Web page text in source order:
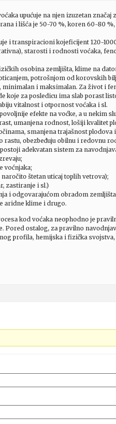
upućuje na njen izuzetan
i lišća je 50-70 %, koren 60-80
i transpiracioni kojeficijent 120-
starosti i rodnosti voćaka,
osobina zemljišta, klime na
potrošnjom od korovskih
i maksimalan. Za život i
koje za posledicu ima slab porast
vitalnost i otpornost voćaka i sl.
efekte na voćke, a u nekim
umanjena rodnost, lošiji kvalitet
smanjena trajašnost plodova
obezbeđuju obilnu i redovnu
adekvatan sistem za
voćnjaka;
štetan uticaj toplih vetrova);
zastiranje i sl.)
i odgovarajućom obradom zemljišta
aridne klime i drugo.
kod voćaka neophodno je
Pored ostalog, za pravilno
profila, hemijska i fizička